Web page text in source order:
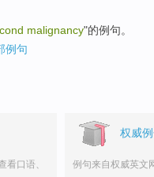
malignancy"的例句。
例句
看口语、
权威
例句来自权威英文